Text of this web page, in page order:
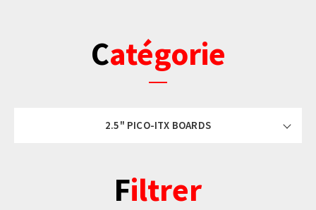
Catégorie
2.5" PICO-ITX BOARDS
Filtrer